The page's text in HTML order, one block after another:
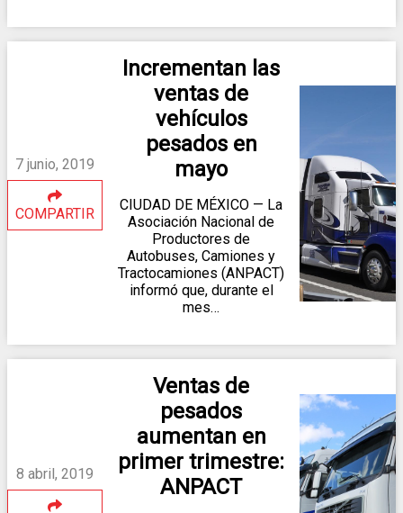
7 junio, 2019
COMPARTIR
Incrementan las
ventas de
vehículos
pesados en
mayo
CIUDAD DE MÉXICO — La
Asociación Nacional de
Productores de
Autobuses, Camiones y
Tractocamiones (ANPACT)
informó que, durante el
mes…
8 abril, 2019
Ventas de
pesados
aumentan en
primer trimestre:
ANPACT